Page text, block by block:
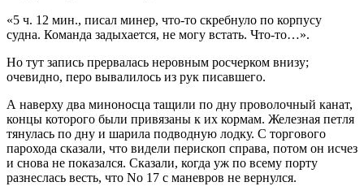
«5 ч. 12 мин., писал минер, что-то скребнуло по корпусу
судна. Команда задыхается, не могу встать. Что-то…».
Но тут запись прервалась неровным росчерком внизу;
очевидно, перо вывалилось из рук писавшего.
А наверху два миноносца тащили по дну проволочный канат,
концы которого были привязаны к их кормам. Железная петля
тянулась по дну и шарила подводную лодку. С торгового
парохода сказали, что видели перископ справа, потом он исчез
и снова не показался. Сказали, когда уж по всему порту
разнеслась весть, что No 17 с маневров не вернулся.